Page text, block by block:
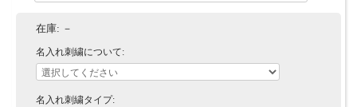
在庫: －
名入れ刺繍について:
名入れ刺繍タイプ: